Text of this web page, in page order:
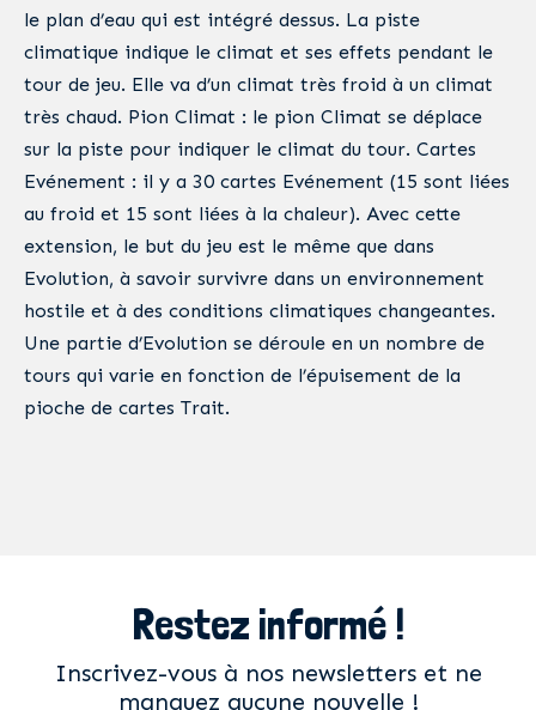
le plan d’eau qui est intégré dessus. La piste
climatique indique le climat et ses effets pendant le
tour de jeu. Elle va d’un climat très froid à un climat
très chaud. Pion Climat : le pion Climat se déplace
sur la piste pour indiquer le climat du tour. Cartes
Evénement : il y a 30 cartes Evénement (15 sont liées
au froid et 15 sont liées à la chaleur). Avec cette
extension, le but du jeu est le même que dans
Evolution, à savoir survivre dans un environnement
hostile et à des conditions climatiques changeantes.
Une partie d’Evolution se déroule en un nombre de
tours qui varie en fonction de l’épuisement de la
pioche de cartes Trait.
Restez informé !
Inscrivez-vous à nos newsletters et ne
manquez aucune nouvelle !